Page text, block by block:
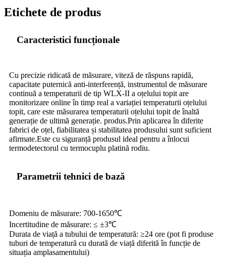
Etichete de produs
Caracteristici funcționale
Cu precizie ridicată de măsurare, viteză de răspuns rapidă,
capacitate puternică anti-interferență, instrumentul de măsurare
continuă a temperaturii de tip WLX-II a oțelului topit are
monitorizare online în timp real a variației temperaturii oțelului
topit, care este măsurarea temperaturii oțelului topit de înaltă
generație de ultimă generație. produs.Prin aplicarea în diferite
fabrici de oțel, fiabilitatea și stabilitatea produsului sunt suficient
afirmate.Este cu siguranță produsul ideal pentru a înlocui
termodetectorul cu termocuplu platină rodiu.
Parametrii tehnici de bază
Domeniu de măsurare: 700-1650℃
Incertitudine de măsurare: ≤ ±3℃
Durata de viață a tubului de temperatură: ≥24 ore (pot fi produse
tuburi de temperatură cu durată de viață diferită în funcție de
situația amplasamentului)